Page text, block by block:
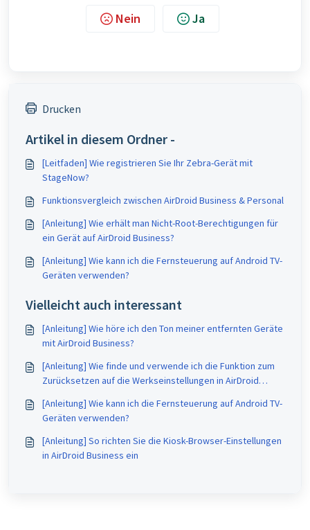
Nein Ja
Drucken
Artikel in diesem Ordner -
[Leitfaden] Wie registrieren Sie Ihr Zebra-Gerät mit
StageNow?
Funktionsvergleich zwischen AirDroid Business & Personal
[Anleitung] Wie erhält man Nicht-Root-Berechtigungen für
ein Gerät auf AirDroid Business?
[Anleitung] Wie kann ich die Fernsteuerung auf Android TV-
Geräten verwenden?
Vielleicht auch interessant
[Anleitung] Wie höre ich den Ton meiner entfernten Geräte
mit AirDroid Business?
[Anleitung] Wie finde und verwende ich die Funktion zum
Zurücksetzen auf die Werkseinstellungen in AirDroid
[Anleitung] Wie kann ich die Fernsteuerung auf Android TV-
Geräten verwenden?
[Anleitung] So richten Sie die Kiosk-Browser-Einstellungen
in AirDroid Business ein